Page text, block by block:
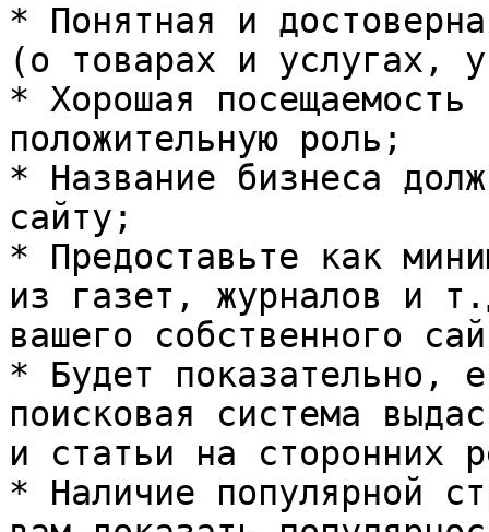
* Понятная и
(о товарах и услугах,
* Хорошая посещаемость
положительную роль;
* Название бизнеса
сайту;
* Предоставьте как
из газет, журналов и
вашего собственного
* Будет показательно,
поисковая система
и статьи на сторонних
* Наличие популярной